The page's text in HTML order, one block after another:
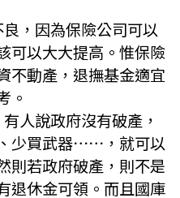
，因為保險公司可以
可以大大提高。惟保險
不動產，退撫基金適宜
。
人說政府沒有破產，
少買武器⋯⋯，就可以
則若政府破產，則不是
退休金可領。而且國庫